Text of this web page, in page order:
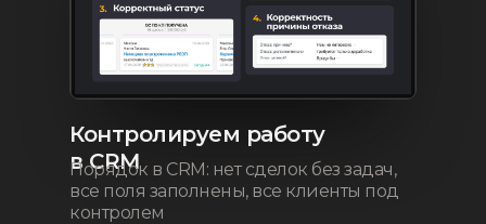
Контролируем работу
в CRM
Порядок в CRM: нет сделок без задач,
все поля заполнены, все клиенты под
контролем